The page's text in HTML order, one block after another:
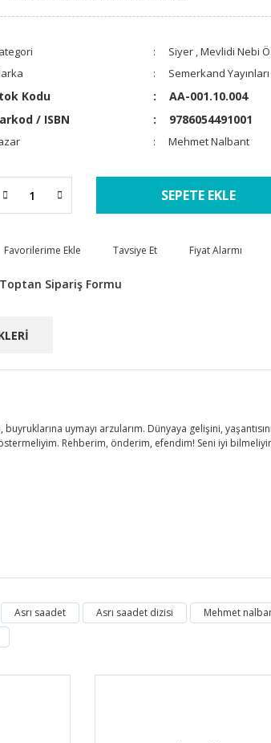
Siyer ,Mevlidi Nebi
Semerkand Yayınları
Kodu
AA-001.10.004
/ ISBN
9786054491001
Mehmet Nalbant
SEPETE EKLE
Tavsiye Et Fiyat Alarmı
Toptan Sipariş Formu
uymayı arzularım. Dünyaya gelişini,
Rehberim, önderim, efendim! Seni iyi
ilk yorumu siz yapın!
Asrı saadet Asrı saadet dizisi Mehmet